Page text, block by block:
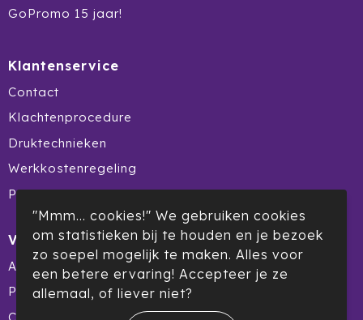
Oma's Brievenbustaart
Oxious
Philips
Pringles
GoPromo 15 jaar!
Klantenservice
Contact
Klachtenprocedure
Druktechnieken
Werkkostenregeling
Product Recall
Veilig winkelen
Algemene voorwaarden
Privacyverklaring
Cookiebeleid
"Mmm... cookies!" We gebruiken cookies
om statistieken bij te houden en je bezoek
zo soepel mogelijk te maken. Alles voor
een betere ervaring! Accepteer je ze
allemaal, of liever niet?